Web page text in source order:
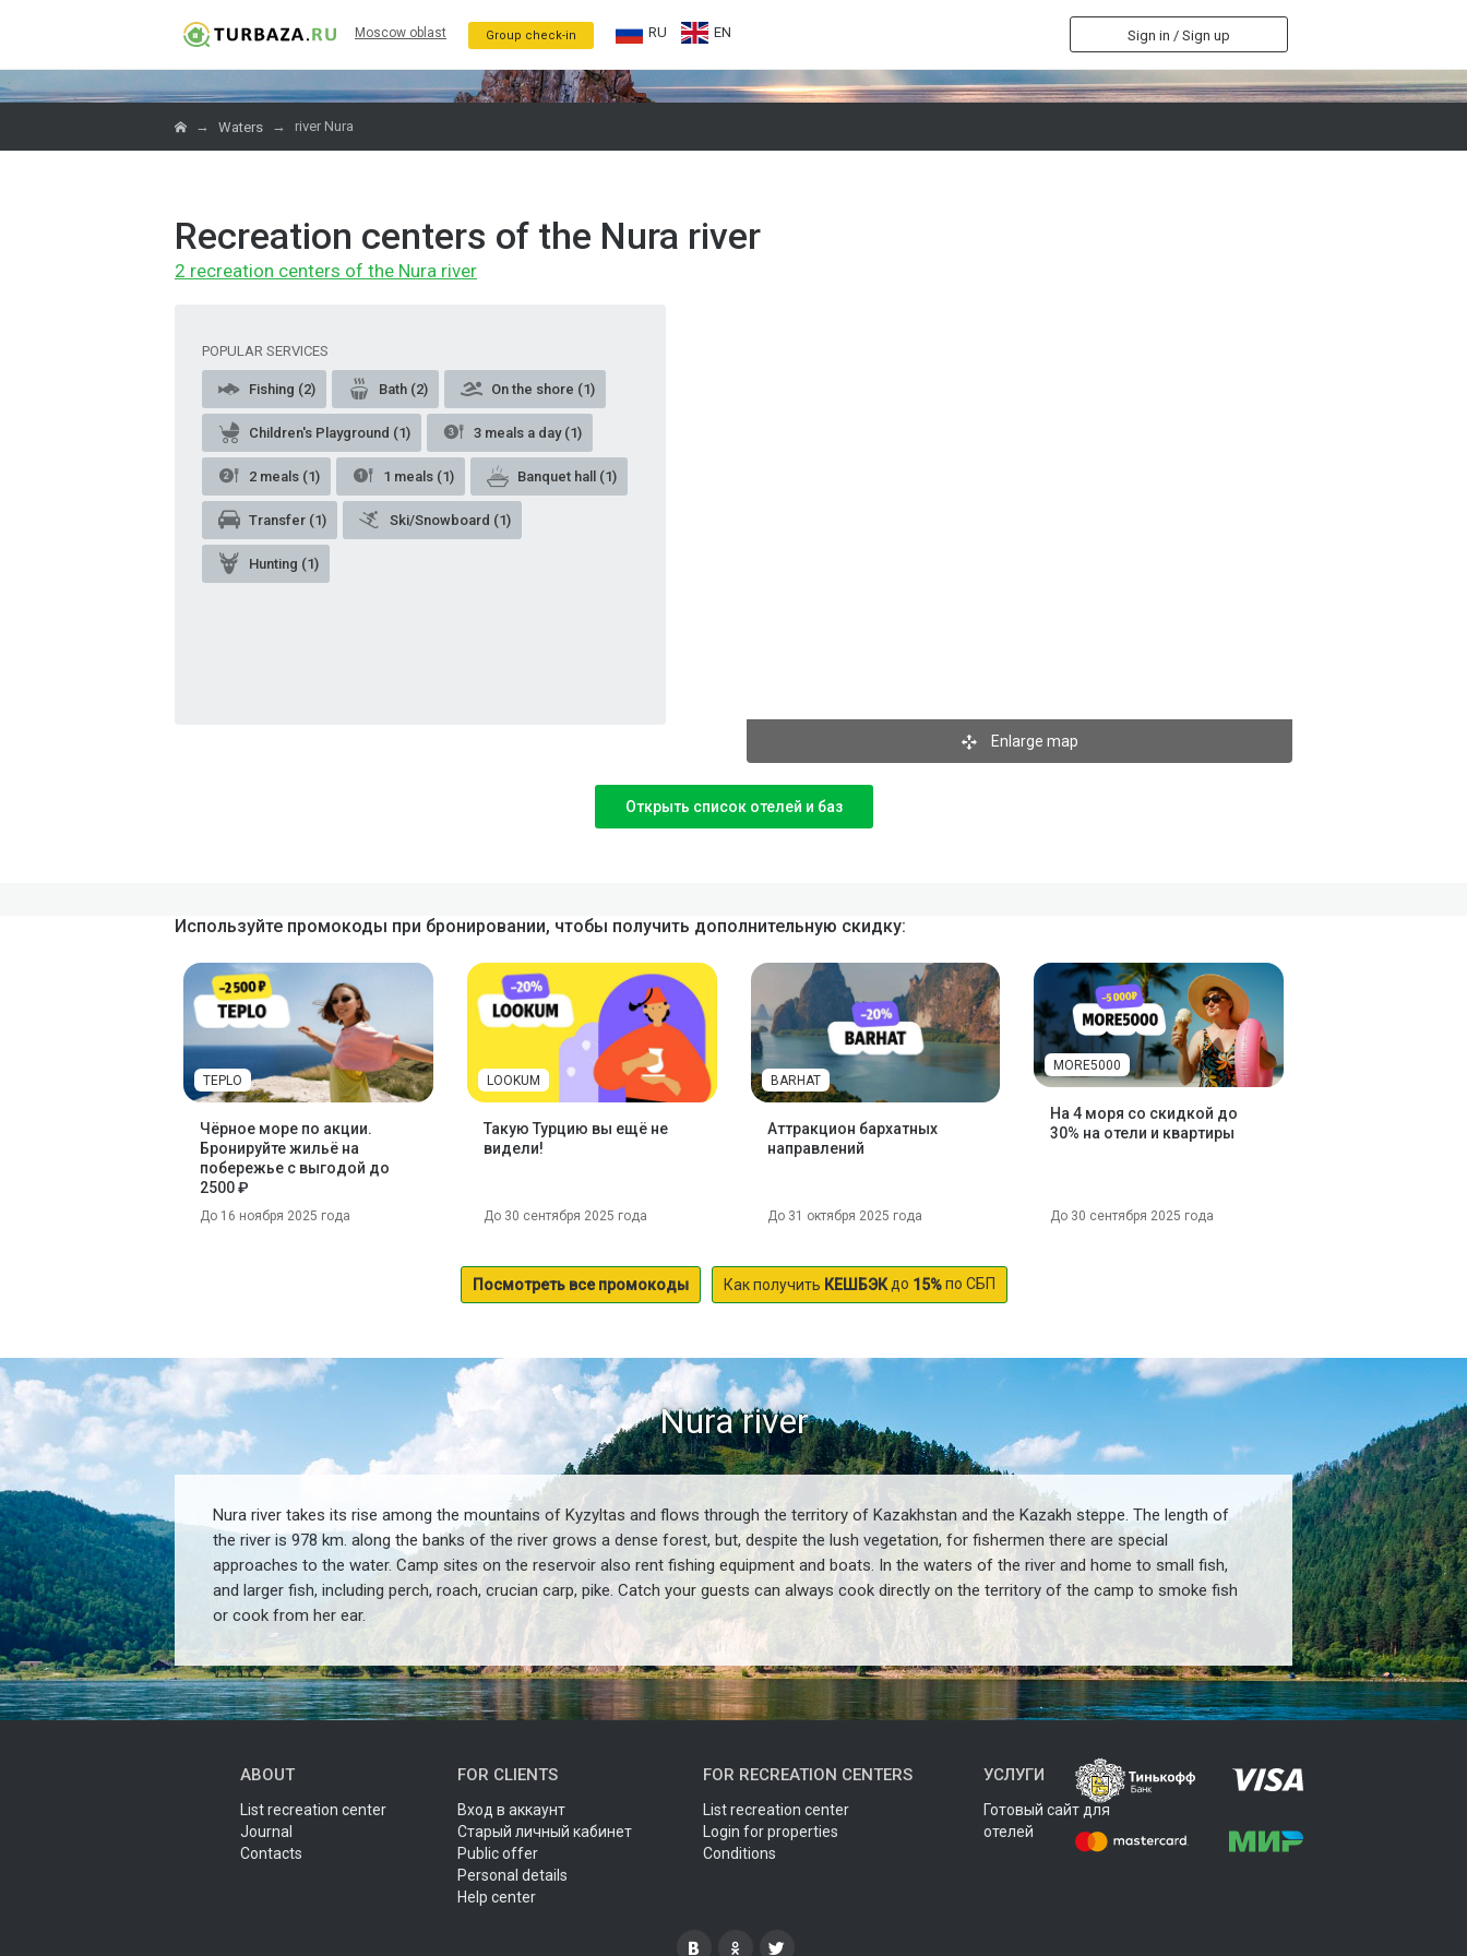
Moscow oblast Group check-in RU EN Sign in / Sign up
→ Waters → river Nura
Recreation centers of the Nura river
2 recreation centers of the Nura river
POPULAR SERVICES
Fishing (2) Bath (2) On the shore (1)
Children's Playground (1) 3 meals a day (1)
2 meals (1) 1 meals (1) Banquet hall (1)
Transfer (1) Ski/Snowboard (1)
Hunting (1)
Enlarge map
Открыть список отелей и баз
Используйте промокоды при бронировании, чтобы получить дополнительную скидку:
TEPLO
Чёрное море по акции.
Бронируйте жильё на
побережье с выгодой до
2500 ₽
До 16 ноября 2025 года
LOOKUM
Такую Турцию вы ещё не
видели!
До 30 сентября 2025 года
BARHAT
Аттракцион бархатных
направлений
До 31 октября 2025 года
MORE5000
На 4 моря со скидкой до
30% на отели и квартиры
До 30 сентября 2025 года
Посмотреть все промокоды Как получить КЕШБЭКдо 15%по СБП
Nura river
Nura river takes its rise among the mountains of Kyzyltas and flows through the territory of Kazakhstan and the Kazakh steppe. The length of
the river is 978 km. along the banks of the river grows a dense forest, but, despite the lush vegetation, for fishermen there are special
approaches to the water. Camp sites on the reservoir also rent fishing equipment and boats. In the waters of the river and home to small fish,
and larger fish, including perch, roach, crucian carp, pike. Catch your guests can always cook directly on the territory of the camp to smoke fish
or cook from her ear.
ABOUT
List recreation center
Journal
Contacts
FOR CLIENTS
Вход в аккаунт
Старый личный кабинет
Public offer
Personal details
Help center
FOR RECREATION CENTERS
List recreation center
Login for properties
Conditions
УСЛУГИ
Готовый сайт для
отелей